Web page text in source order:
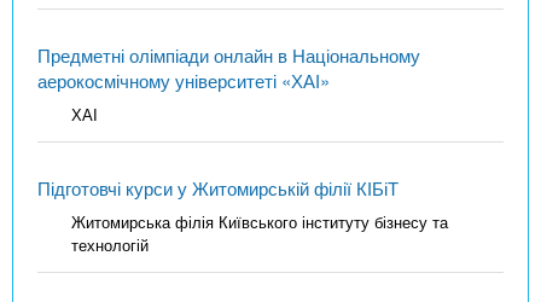
Предметні олімпіади онлайн в Національному
аерокосмічному університеті «ХАІ»
ХАІ
Підготовчі курси у Житомирській філії КІБіТ
Житомирська філія Київського інституту бізнесу та
технологій